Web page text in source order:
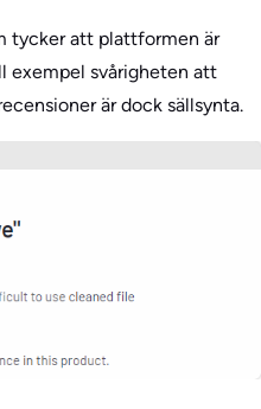
tycker att plattformen är
exempel svårigheten att
är dock sällsynta.